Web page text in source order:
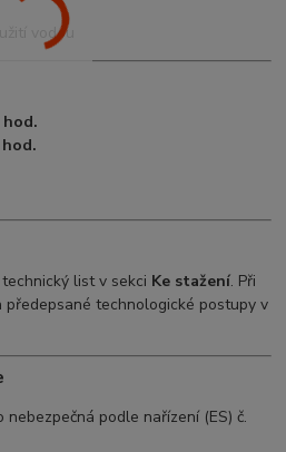
vodou
hod.
list v sekci Ke stažení. Při
předepsané technologické postupy v
podle nařízení (ES) č.